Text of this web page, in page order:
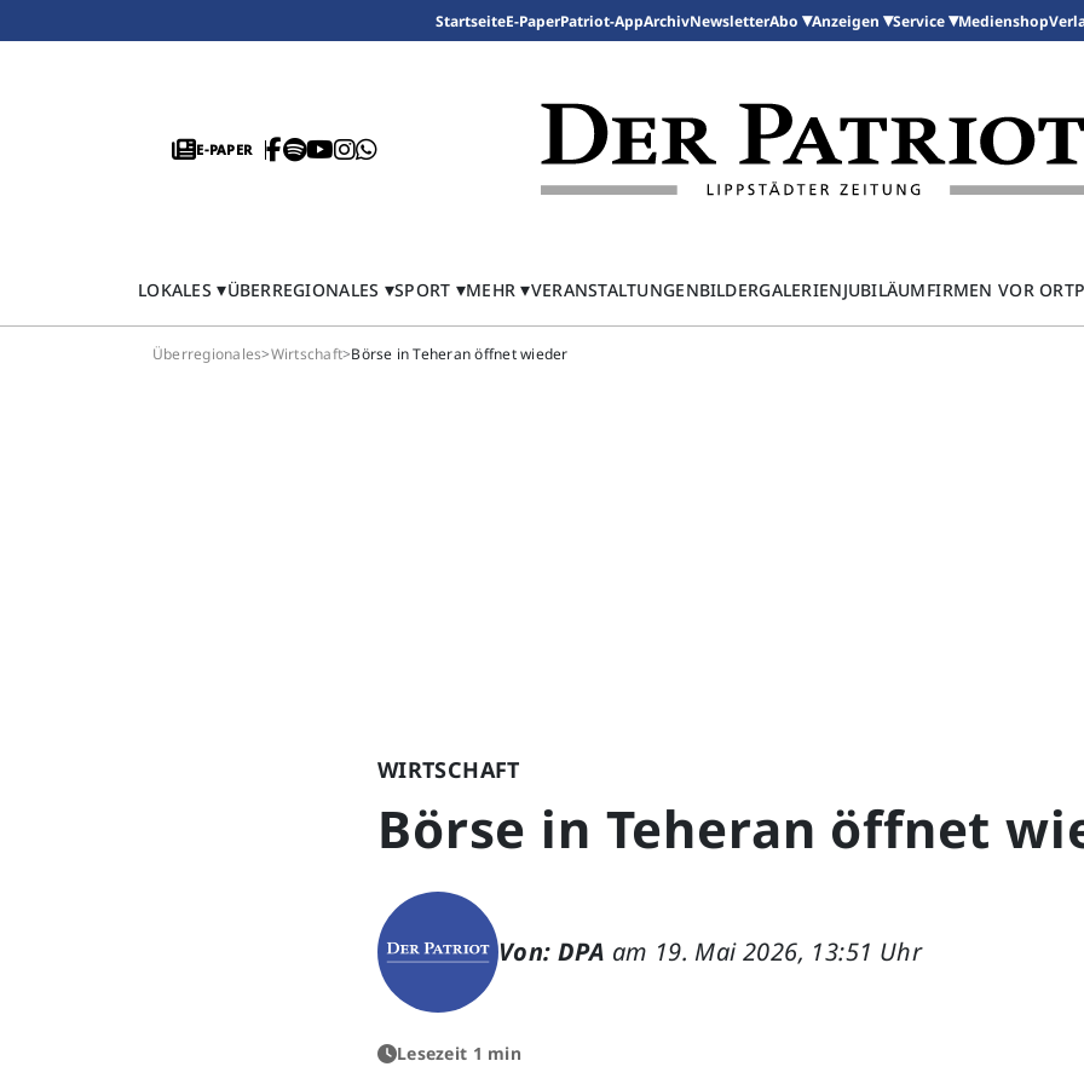
StartseiteE-PaperPatriot-AppArchivNewsletterAbo Anzeigen Service Medienshop
E-PAPER
LOKALES ÜBERREGIONALES SPORT MEHR VERANSTALTUNGENBILDERGALERIENJUBILÄUMFIRMEN VOR ORT
Überregionales>Wirtschaft>Börse in Teheran öffnet wieder
WIRTSCHAFT
Börse in Teheran öffnet
Von: DPA am 19. Mai 2026, 13:51 Uhr
Lesezeit 1 min